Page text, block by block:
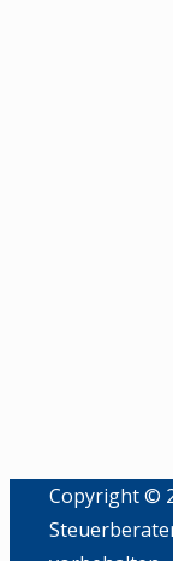
Copyright ©